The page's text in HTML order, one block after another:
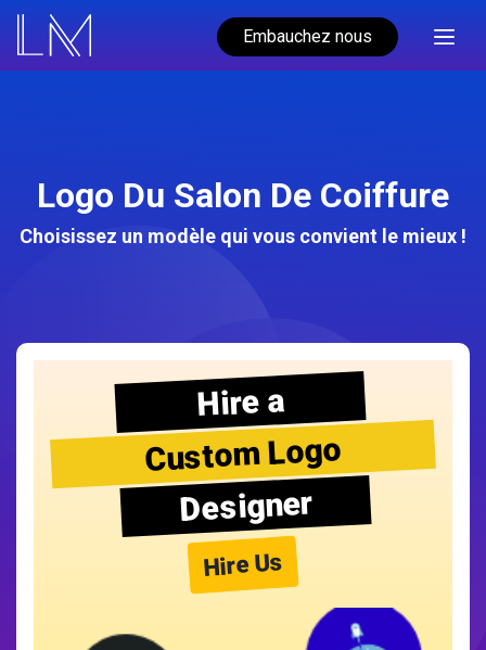
Embauchez nous
Logo Du Salon De Coiffure
Choisissez un modèle qui vous convient le mieux !
Hire a
Custom Logo
Designer
Hire Us